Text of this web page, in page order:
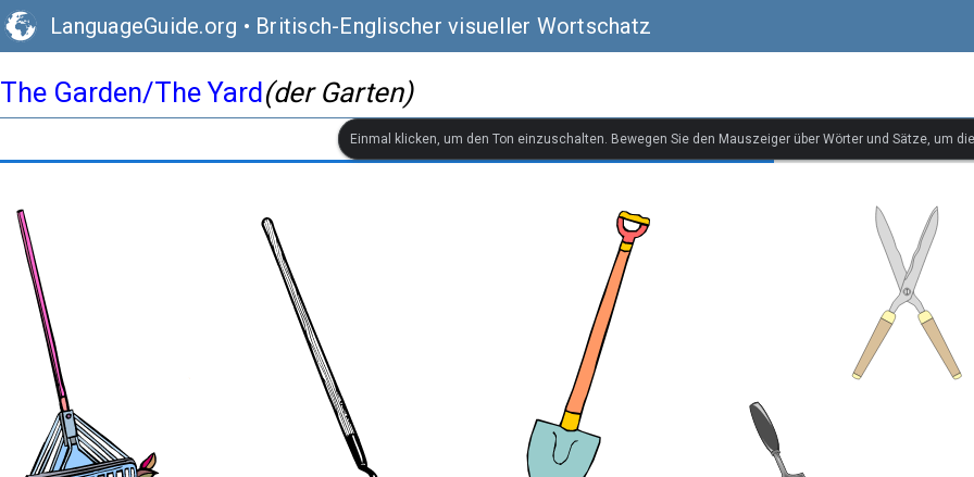
LanguageGuide.org • Britisch-Englischer visueller Wortschatz
The Garden/The Yard(der Garten)
Einmal klicken, um den Ton einzuschalten. Bewegen Sie den Mauszeiger über Wörter und Sätze, um